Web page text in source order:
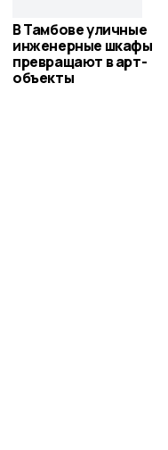
В Тамбове уличные
инженерные шкафы
превращают в арт-
объекты